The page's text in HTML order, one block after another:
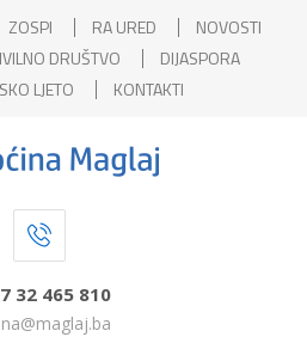
ZOSPI RA URED
NOVOSTI
DRUŠTVO
DIJASPORA
LJETO
KONTAKTI
32 465 810